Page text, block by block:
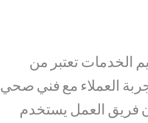
الخدمات تعتبر من
العملاء مع فني صحي
فريق العمل يستخدم